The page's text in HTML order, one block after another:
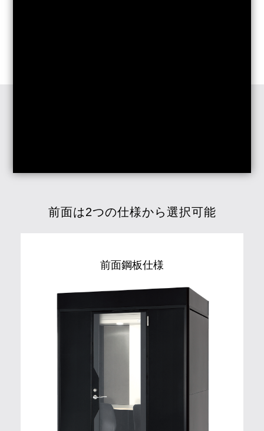
前面は2つの仕様から選択可能
前面鋼板仕様